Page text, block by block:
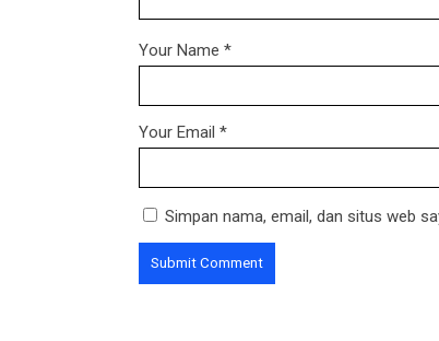
Your Name *
Your Email *
Simpan nama, email, dan situs web